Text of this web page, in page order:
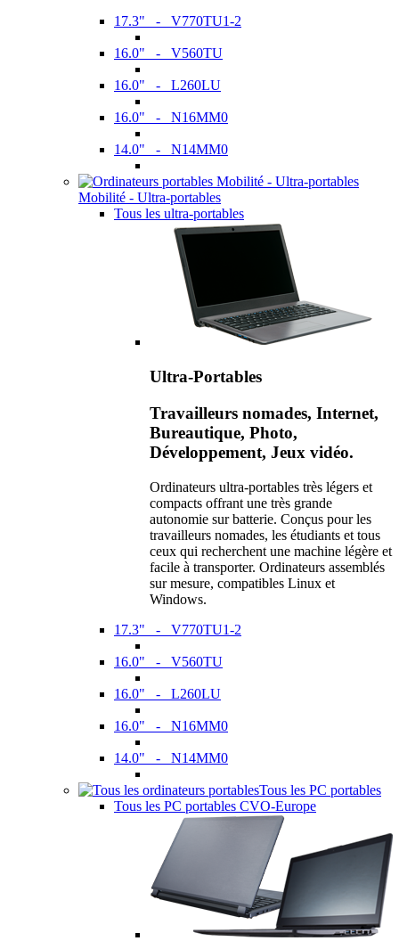
17.3" - V770TU1-2
16.0" - V560TU
16.0" - L260LU
16.0" - N16MM0
14.0" - N14MM0
Mobilité - Ultra-portables
Tous les ultra-portables
Ultra-Portables
Travailleurs nomades, Internet,
Bureautique, Photo,
Développement, Jeux vidéo.
Ordinateurs ultra-portables très légers et
compacts offrant une très grande
autonomie sur batterie. Conçus pour les
travailleurs nomades, les étudiants et tous
ceux qui recherchent une machine légère et
facile à transporter. Ordinateurs assemblés
sur mesure, compatibles Linux et
Windows.
17.3" - V770TU1-2
16.0" - V560TU
16.0" - L260LU
16.0" - N16MM0
14.0" - N14MM0
Tous les PC portables
Tous les PC portables CVO-Europe